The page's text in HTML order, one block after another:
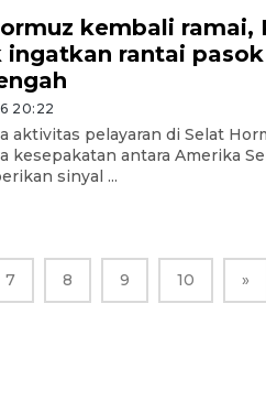
kembali ramai,
rantai
20:22
aktivitas pelayaran di Selat
kesepakatan antara Amerika
sinyal ...
7 8 9 10 »